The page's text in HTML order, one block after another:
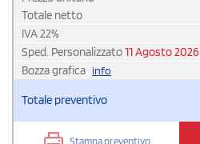
Totale netto
IVA22%
Sped. Personalizzato11 Agosto 2026
Bozza grafica info
Totale preventivo
Stampa preventivo